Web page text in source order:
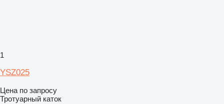
1
YSZ025
Цена по запросу
Тротуарный каток